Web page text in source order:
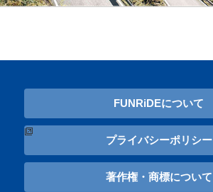
FUNRiDEについて
プライバシーポリシー
著作権・商標について